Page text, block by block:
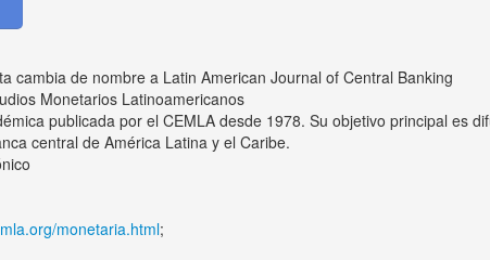
cambia de nombre a Latin American Journal of Central Banking
Monetarios Latinoamericanos
publicada por el CEMLA desde 1978. Su objetivo principal es
central de América Latina y el Caribe.
monetaria.html;